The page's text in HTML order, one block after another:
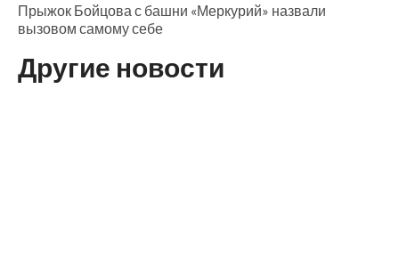
Прыжок Бойцова с башни «Меркурий» назвали
вызовом самому себе
Другие новости